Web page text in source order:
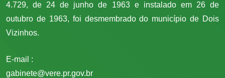
4.729, de 24 de junho de 1963 e instalado em 26 de
outubro de 1963, foi desmembrado do município de Dois
Vizinhos.
E-mail :
gabinete@vere.pr.gov.br